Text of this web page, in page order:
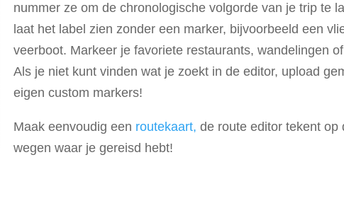
nummer ze om de chronologische volgorde van je trip te
laat het label zien zonder een marker, bijvoorbeeld een
veerboot. Markeer je favoriete restaurants, wandelingen
Als je niet kunt vinden wat je zoekt in de editor, upload
eigen custom markers!
Maak eenvoudig een routekaart, de route editor tekent op
wegen waar je gereisd hebt!